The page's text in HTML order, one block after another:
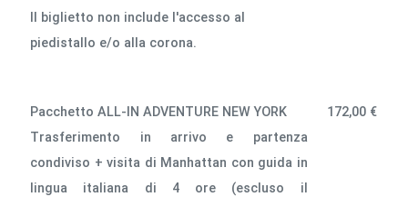
Il biglietto non include l'accesso al
piedistallo e/o alla corona.
Pacchetto ALL-IN ADVENTURE NEW YORK
Trasferimento in arrivo e partenza
condiviso + visita di Manhattan con guida in
lingua italiana di 4 ore (escluso il
172,00 €